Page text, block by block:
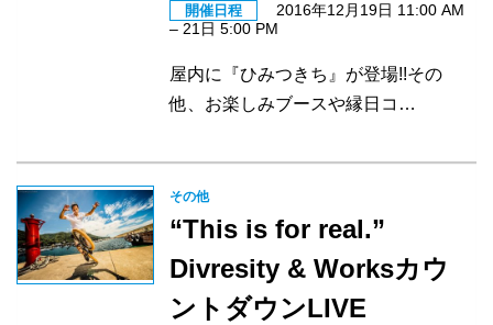
開催日程
2016年12月19日 11:00 AM
– 21日 5:00 PM
屋内に『ひみつきち』が登場!!その
他、お楽しみブースや縁日コ…
その他
“This is for real.”
Divresity & Worksカウ
ントダウンLIVE